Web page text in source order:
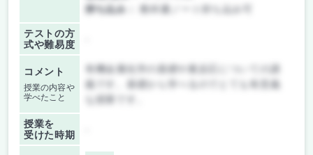
持ち込み：
教科書ノート持ち込み可
テストの方
式や難易度
コメント
授業の内容や
学べたこと
有機金属化学の基礎や素反応についての講
義です。基礎から学べるのでとても有意義
授業を
受けた時期